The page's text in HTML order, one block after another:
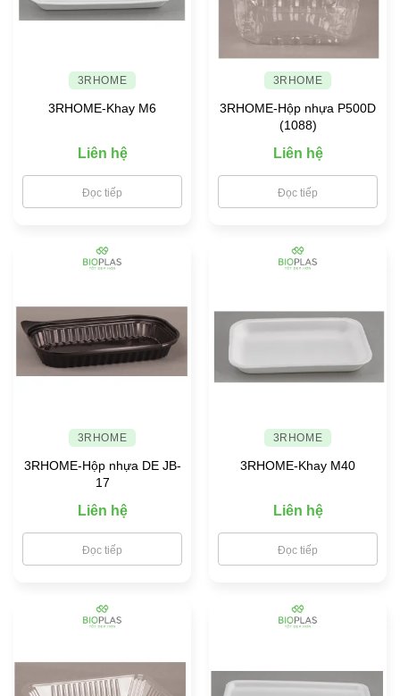
toàn
cho
3RHOME
3RHOME-Khay M6
Liên hệ
Đọc tiếp
3RHOME
3RHOME-Hộp nhựa P500D
(1088)
Liên hệ
Đọc tiếp
3RHOME
3RHOME-Hộp nhựa DE JB-
17
Liên hệ
Đọc tiếp
3RHOME
3RHOME-Khay M40
Liên hệ
Đọc tiếp